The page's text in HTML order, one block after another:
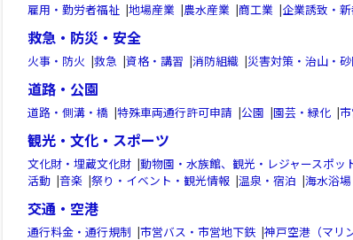
雇用・勤労者福祉 |地場産業 |農水産業 |商工業 |企業誘致・
救急・防災・安全
火事・防火 |救急 |資格・講習 |消防組織 |災害対策・治山・
道路・公園
道路・側溝・橋 |特殊車両通行許可申請 |公園 |園芸・緑化 |
観光・文化・スポーツ
文化財・埋蔵文化財 |動物園・水族館、観光・レジャースポッ
活動 |音楽 |祭り・イベント・観光情報 |温泉・宿泊 |海水浴場
交通・空港
通行料金・通行規制 |市営バス・市営地下鉄 |神戸空港（マリ